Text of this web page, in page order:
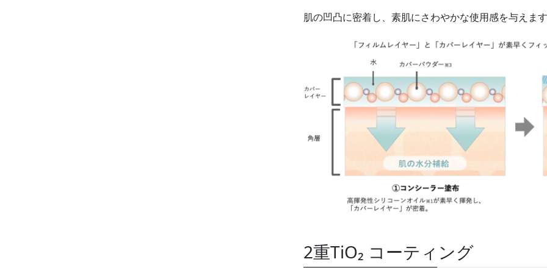
肌の凹凸に密着し、素肌にさわやかな使用感を与えま
2重TiO₂ コーティング